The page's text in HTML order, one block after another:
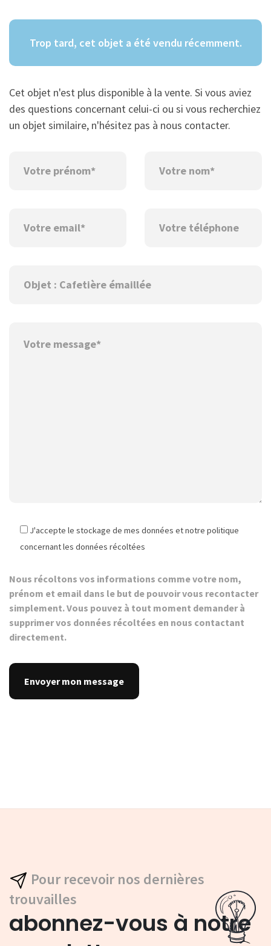
Trop tard, cet objet a été vendu récemment.
Cet objet n'est plus disponible à la vente. Si vous aviez
des questions concernant celui-ci ou si vous recherchiez
un objet similaire, n'hésitez pas à nous contacter.
J'accepte le stockage de mes données et notre politique
concernant les données récoltées
Nous récoltons vos informations comme votre nom,
prénom et email dans le but de pouvoir vous recontacter
simplement. Vous pouvez à tout moment demander à
supprimer vos données récoltées en nous contactant
directement.
Pour recevoir nos dernières
trouvailles
abonnez-vous à notre